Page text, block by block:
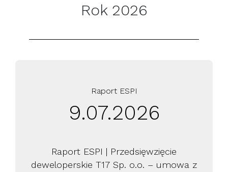
Rok 2026
Raport ESPI
9.07.2026
Raport ESPI | Przedsięwzięcie
deweloperskie T17 Sp. o.o. – umowa z